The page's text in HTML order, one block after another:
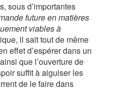
sous d’importantes
future en matières
viables à
il sait tout de même
effet d’espérer dans un
que l’ouverture de
suffit à aiguiser les
de le faire dans